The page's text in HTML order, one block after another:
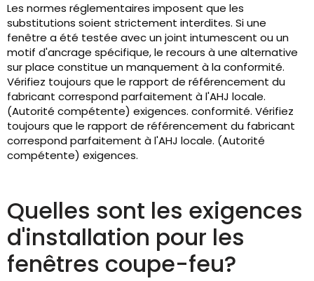
Les normes réglementaires imposent que les
substitutions soient strictement interdites. Si une
fenêtre a été testée avec un joint intumescent ou un
motif d'ancrage spécifique, le recours à une alternative
sur place constitue un manquement à la conformité.
Vérifiez toujours que le rapport de référencement du
fabricant correspond parfaitement à l'AHJ locale.
(Autorité compétente) exigences. conformité. Vérifiez
toujours que le rapport de référencement du fabricant
correspond parfaitement à l'AHJ locale. (Autorité
compétente) exigences.
Quelles sont les exigences
d'installation pour les
fenêtres coupe-feu?